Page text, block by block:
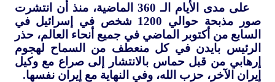
على مدى الأيام الـ 360 الماضية، منذ أن انتشرت
صور مذبحة حوالي 1200 شخص في إسرائيل في
السابع من أكتوبر الماضي في جميع أنحاء العالم، حذر
الرئيس بايدن في كل منعطف من السماح لهجوم
إرهابي من قبل حماس بالانتشار إلى صراع مع وكيل
إيران الآخر، حزب الله، وفي النهاية مع إيران نفسها.